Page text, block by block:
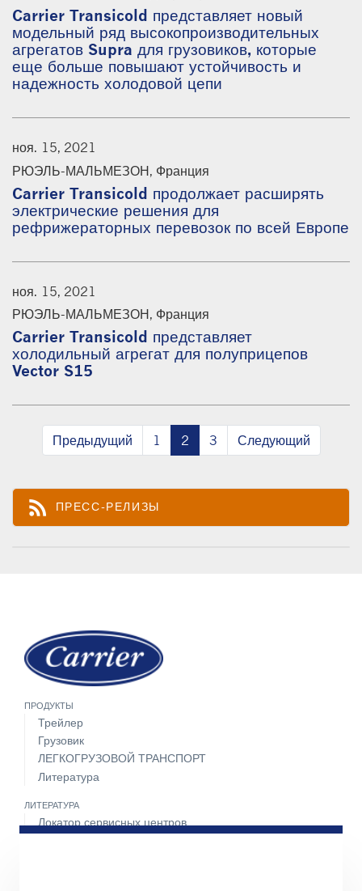
Carrier Transicold представляет новый
модельный ряд высокопроизводительных
агрегатов Supra для грузовиков, которые
еще больше повышают устойчивость и
надежность холодовой цепи
ноя. 15, 2021
РЮЭЛЬ-МАЛЬМЕЗОН, Франция
Carrier Transicold продолжает расширять
электрические решения для
рефрижераторных перевозок по всей Европе
ноя. 15, 2021
РЮЭЛЬ-МАЛЬМЕЗОН, Франция
Carrier Transicold представляет
холодильный агрегат для полуприцепов
Vector S15
Предыдущий 1 2 3 Следующий
rss_feedКорм Rss
ПРЕСС-РЕЛИЗЫ
ПРОДУКТЫ
Трейлер
Грузовик
ЛЕГКОГРУЗОВОЙ ТРАНСПОРТ
Литература
ЛИТЕРАТУРА
Локатор сервисных центров